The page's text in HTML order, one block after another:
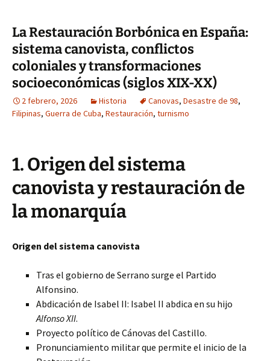
La Restauración Borbónica en España:
sistema canovista, conflictos
coloniales y transformaciones
socioeconómicas (siglos XIX-XX)
2 febrero, 2026 Historia Canovas, Desastre de 98,
Filipinas, Guerra de Cuba, Restauración, turnismo
1. Origen del sistema
canovista y restauración de
la monarquía
Origen del sistema canovista
Tras el gobierno de Serrano surge el Partido
Alfonsino.
Abdicación de Isabel II: Isabel II abdica en su hijo
Alfonso XII.
Proyecto político de Cánovas del Castillo.
Pronunciamiento militar que permite el inicio de la